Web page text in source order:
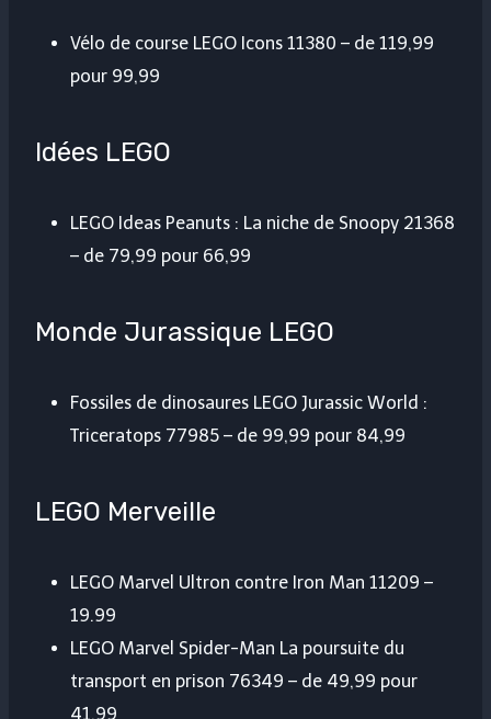
Vélo de course LEGO Icons 11380 – de 119,99
pour 99,99
Idées LEGO
LEGO Ideas Peanuts : La niche de Snoopy 21368
– de 79,99 pour 66,99
Monde Jurassique LEGO
Fossiles de dinosaures LEGO Jurassic World :
Triceratops 77985 – de 99,99 pour 84,99
LEGO Merveille
LEGO Marvel Ultron contre Iron Man 11209 –
19.99
LEGO Marvel Spider-Man La poursuite du
transport en prison 76349 – de 49,99 pour
41,99